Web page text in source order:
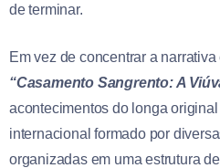
de terminar.
Em vez de concentrar a
“Casamento Sangrento: A
acontecimentos do longa
internacional formado por
organizadas em uma estrutura